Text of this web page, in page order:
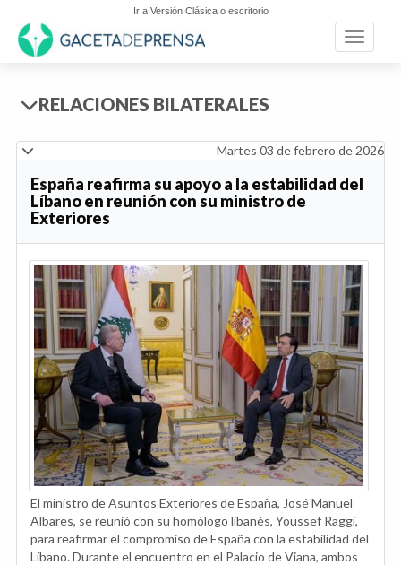
Ir a Versión Clásica o escritorio
Toggle
RELACIONES BILATERALES
Martes 03 de febrero de 2026
España reafirma su apoyo a la estabilidad del
Líbano en reunión con su ministro de
Exteriores
El ministro de Asuntos Exteriores de España, José Manuel
Albares, se reunió con su homólogo libanés, Youssef Raggi,
para reafirmar el compromiso de España con la estabilidad del
Líbano. Durante el encuentro en el Palacio de Viana, ambos